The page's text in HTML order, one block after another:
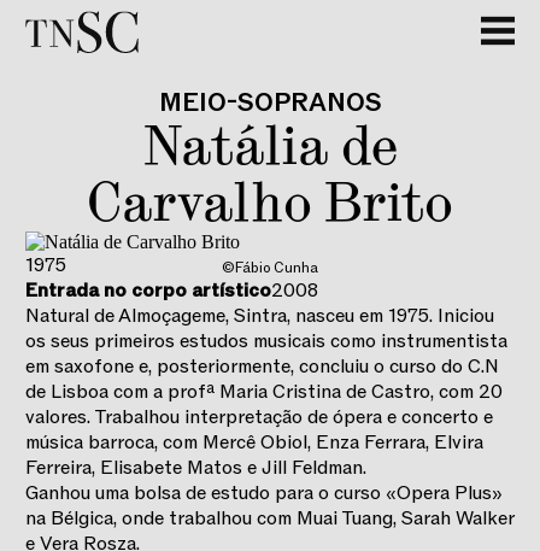
MEIO-SOPRANOS
Natália de
Carvalho Brito
©Fábio Cunha
1975
Entrada no corpo artístico2008
Natural de Almoçageme, Sintra, nasceu em 1975. Iniciou
os seus primeiros estudos musicais como instrumentista
em saxofone e, posteriormente, concluiu o curso do C.N
de Lisboa com a profª Maria Cristina de Castro, com 20
valores. Trabalhou interpretação de ópera e concerto e
música barroca, com Mercê Obiol, Enza Ferrara, Elvira
Ferreira, Elisabete Matos e Jill Feldman.
Ganhou uma bolsa de estudo para o curso «Opera Plus»
na Bélgica, onde trabalhou com Muai Tuang, Sarah Walker
e Vera Rosza.
GALERIA